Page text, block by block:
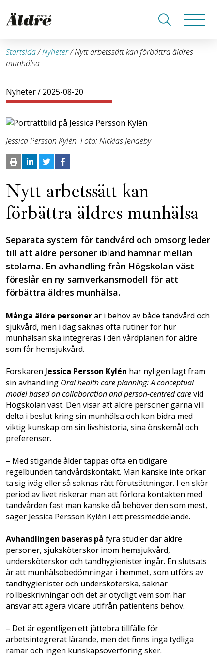
Startsida/Nyheter/Nytt arbetssätt kan förbättra äldres
munhälsa
Nyheter/ 2025-08-20
Jessica Persson Kylén. Foto: Nicklas Jendeby
Nytt arbetssätt kan
förbättra äldres munhälsa
Separata system för tandvård och omsorg leder
till att äldre personer ibland hamnar mellan
stolarna. En avhandling från Högskolan väst
föreslår en ny samverkansmodell för att
förbättra äldres munhälsa.
Många äldre personerär i behov av både tandvård och
sjukvård, men i dag saknas ofta rutiner för hur
munhälsan ska integreras i den vårdplanen för äldre
som får hemsjukvård.
Forskaren Jessica Persson Kylén har nyligen lagt fram
sin avhandling Oral health care planning: A conceptual
model based on collaboration and person-centred carevid
Högskolan väst. Den visar att äldre personer gärna vill
delta i beslut kring sin munhälsa och kan bidra med
viktig kunskap om sin livshistoria, sina önskemål och
preferenser.
– Med stigande ålder tappas ofta en tidigare
regelbunden tandvårdskontakt. Man kanske inte orkar
ta sig iväg eller så saknas rätt förutsättningar. I en skör
period av livet riskerar man att förlora kontakten med
tandvården fast man kanske då behöver den som mest,
säger Jessica Persson Kylén i ett pressmeddelande.
Avhandlingen baseras på fyra studier där äldre
personer, sjuksköterskor inom hemsjukvård,
undersköterskor och tandhygienister ingår. En slutsats
är att munhälsobedömningar i hemmet, som utförs av
tandhygienister och undersköterska, saknar
rollbeskrivningar och det är otydligt vem som har
ansvar att agera vidare utifrån patientens behov.
– Det är egentligen ett jättebra tillfälle för
arbetsintegrerat lärande, men det finns inga tydliga
ramar och ingen kunskapsöverföring sker.